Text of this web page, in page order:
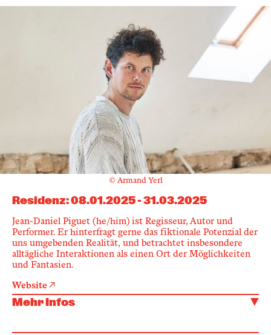
© Armand Yerl
Residenz:08.01.2025-31.03.2025
Jean-Daniel Piguet (he/him) ist Regisseur, Autor und
Performer. Er hinterfragt gerne das fiktionale Potenzial der
uns umgebenden Realität, und betrachtet insbesondere
alltägliche Interaktionen als einen Ort der Möglichkeiten
und Fantasien.
Website
Mehr Infos